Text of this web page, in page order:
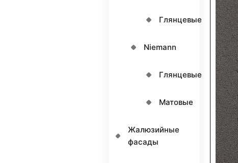
Глянцевые
Niemann
Глянцевые
Матовые
Жалюзийные
фасады